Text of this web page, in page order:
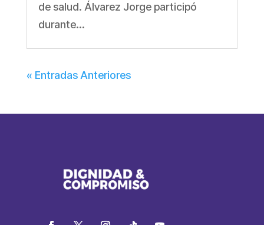
de salud. Álvarez Jorge participó
durante...
« Entradas Anteriores